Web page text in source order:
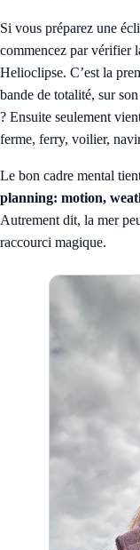
Si vous préparez une
commencez par vérifier
Helioclipse. C’est la
bande de totalité, sur
? Ensuite seulement
ferme, ferry, voilier,
Le bon cadre mental
planning: motion,
Autrement dit, la mer
raccourci magique.